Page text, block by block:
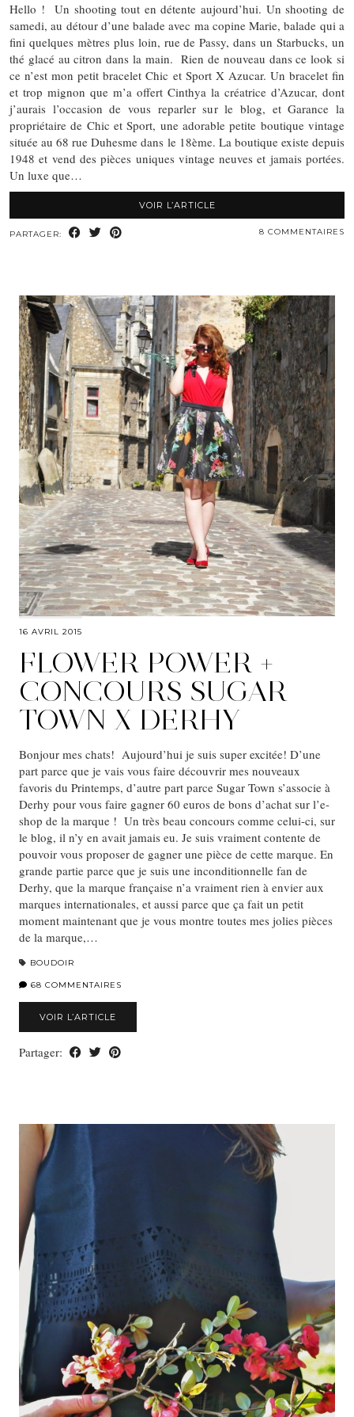
Hello ! Un shooting tout en détente aujourd’hui. Un shooting de
samedi, au détour d’une balade avec ma copine Marie, balade qui a
fini quelques mètres plus loin, rue de Passy, dans un Starbucks, un
thé glacé au citron dans la main. Rien de nouveau dans ce look si
ce n’est mon petit bracelet Chic et Sport X Azucar. Un bracelet fin
et trop mignon que m’a offert Cinthya la créatrice d’Azucar, dont
j’aurais l’occasion de vous reparler sur le blog, et Garance la
propriétaire de Chic et Sport, une adorable petite boutique vintage
située au 68 rue Duhesme dans le 18ème. La boutique existe depuis
1948 et vend des pièces uniques vintage neuves et jamais portées.
Un luxe que…
VOIR L’ARTICLE
PARTAGER: 8 COMMENTAIRES
16 AVRIL 2015
FLOWER POWER +
CONCOURS SUGAR
TOWN X DERHY
Bonjour mes chats! Aujourd’hui je suis super excitée! D’une
part parce que je vais vous faire découvrir mes nouveaux
favoris du Printemps, d’autre part parce Sugar Town s’associe à
Derhy pour vous faire gagner 60 euros de bons d’achat sur l’e-
shop de la marque ! Un très beau concours comme celui-ci, sur
le blog, il n’y en avait jamais eu. Je suis vraiment contente de
pouvoir vous proposer de gagner une pièce de cette marque. En
grande partie parce que je suis une inconditionnelle fan de
Derhy, que la marque française n’a vraiment rien à envier aux
marques internationales, et aussi parce que ça fait un petit
moment maintenant que je vous montre toutes mes jolies pièces
de la marque,…
BOUDOIR
68 COMMENTAIRES
VOIR L’ARTICLE
Partager: